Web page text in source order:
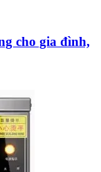
cho gia đình,